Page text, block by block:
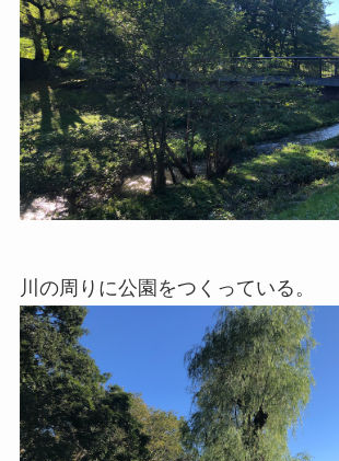
川の周りに公園をつくっている。